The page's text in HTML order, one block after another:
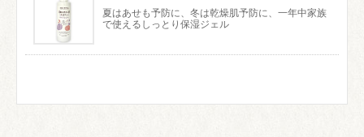
夏はあせも予防に、冬は乾燥肌予防に、一年中家族
で使えるしっとり保湿ジェル